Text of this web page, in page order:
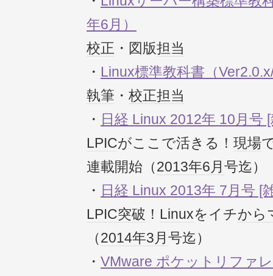
年6月）
校正 ・図版担当
・ Linux標準教科書（
執筆 ・ 校正担当
・ 日経 Linux 2012年 10月号
LPICがここで活きる！ 現場
連載開始（2013年6月 号迄）
・ 日経 Linux 2013年 7月号 [
LPIC突破 ！ Linuxをイチから
（2014年3月 号迄）
・ VMware ポケットリファ